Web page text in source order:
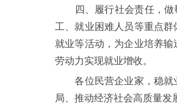
四、履行社会责任，做
工、就业困难人员等重点
就业等活动，为企业培养
劳动力实现就业增收。
各位民营企业家，稳就
局、推动经济社会高质量发